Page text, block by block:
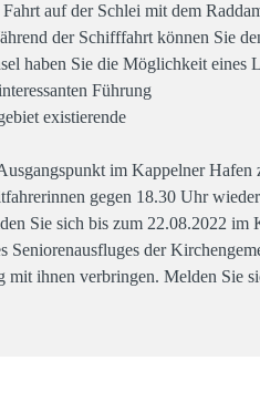
auf der Schlei mit dem
der Schifffahrt können Sie
haben Sie die Möglichkeit
Führung
existierende
im Kappelner
gegen 18.30 Uhr
Sie sich bis zum 22.08.2022
Seniorenausfluges der
ihnen verbringen. Melden Sie